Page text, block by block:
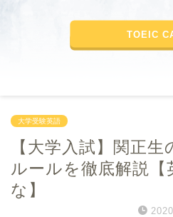
TOEIC
大学受験英語
【大学入試】関正
ルールを徹底解説【
な】